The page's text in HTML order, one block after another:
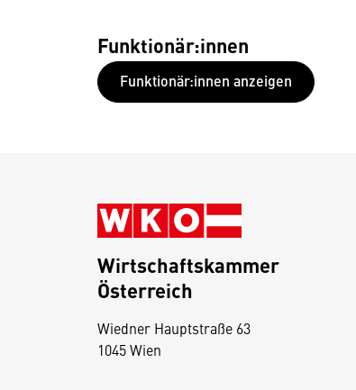
Funktionär:innen
Funktionär:innen anzeigen
Wirtschaftskammer
Österreich
Wiedner Hauptstraße 63
1045 Wien